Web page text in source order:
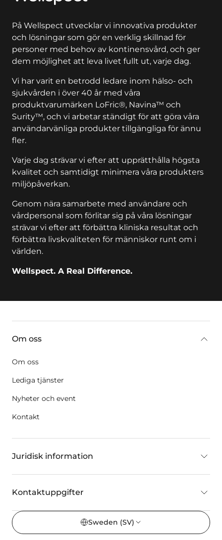
På Wellspect utvecklar vi innovativa produkter
och lösningar som gör en verklig skillnad för
personer med behov av kontinensvård, och ger
dem möjlighet att leva livet fullt ut, varje dag.
Vi har varit en betrodd ledare inom hälso- och
sjukvården i över 40 år med våra
produktvarumärken LoFric®, Navina™ och
Surity™, och vi arbetar ständigt för att göra våra
användarvänliga produkter tillgängliga för ännu
fler.
Varje dag strävar vi efter att upprätthålla högsta
kvalitet och samtidigt minimera våra produkters
miljöpåverkan.
Genom nära samarbete med användare och
vårdpersonal som förlitar sig på våra lösningar
strävar vi efter att förbättra kliniska resultat och
förbättra livskvaliteten för människor runt om i
världen.
Wellspect. A Real Difference.
Om oss
Om oss
Lediga tjänster
Nyheter och event
Kontakt
Juridisk information
Kontaktuppgifter
Sweden (SV)